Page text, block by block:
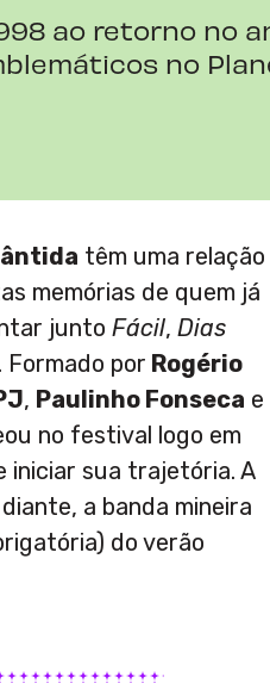
ao retorno no
no
têm uma relação
memórias de quem já
juntoFácil,Dias
. Formado por Rogério
, Paulinho Fonseca e
no festival logo em
iniciar sua trajetória. A
a banda mineira
do verão